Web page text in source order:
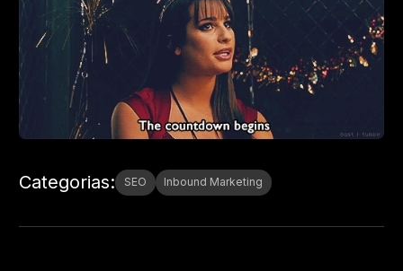
Categorias: SEO Inbound Marketing